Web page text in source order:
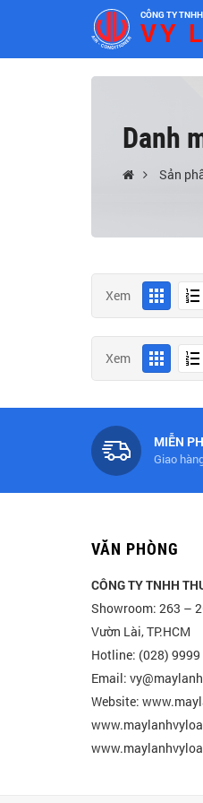
CÔNG TY
VY
Danh
Sản
Xem
Xem
MIỄN
Giao
VĂN PHÒNG
CÔNG TY TNHH
Showroom: 263 –
Vườn Lài, TP.HCM
Hotline: (028) 9999
Email:
Website: